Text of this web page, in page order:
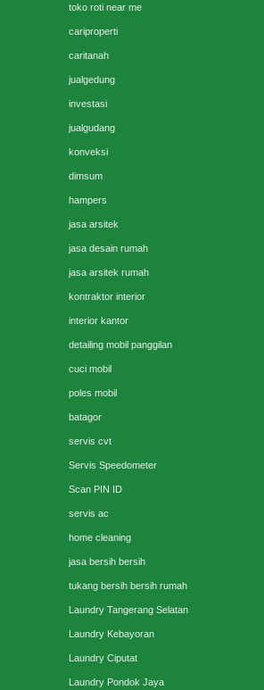
toko roti near me
cariproperti
caritanah
jualgedung
investasi
jualgudang
konveksi
dimsum
hampers
jasa arsitek
jasa desain rumah
jasa arsitek rumah
kontraktor interior
interior kantor
detailing mobil panggilan
cuci mobil
poles mobil
batagor
servis cvt
Servis Speedometer
Scan PIN ID
servis ac
home cleaning
jasa bersih bersih
tukang bersih bersih rumah
Laundry Tangerang Selatan
Laundry Kebayoran
Laundry Ciputat
Laundry Pondok Jaya